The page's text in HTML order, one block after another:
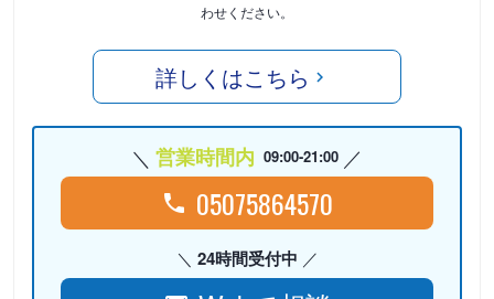
わせください。
詳しくはこちら
営業時間内 09:00-21:00
05075864570
24時間受付中